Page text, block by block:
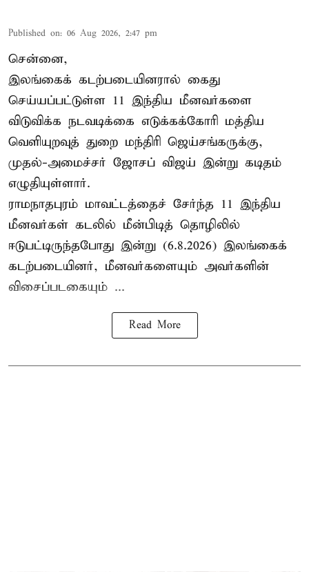
Published on: 06 Aug 2026, 2:47 pm
சென்னை,
இலங்கைக் கடற்படையினரால் கைது
செய்யப்பட்டுள்ள 11 இந்திய மீனவர்களை
விடுவிக்க நடவடிக்கை எடுக்கக்கோரி மத்திய
வெளியுறவுத் துறை மந்திரி ஜெய்சங்கருக்கு,
முதல்-அமைச்சர் ஜோசப் விஜய் இன்று கடிதம்
எழுதியுள்ளார்.
ராமநாதபுரம் மாவட்டத்தைச் சேர்ந்த 11 இந்திய
மீனவர்கள் கடலில் மீன்பிடித் தொழிலில்
ஈடுபட்டிருந்தபோது இன்று (6.8.2026) இலங்கைக்
கடற்படையினர், மீனவர்களையும் அவர்களின்
விசைப்படகையும் ...
Read More